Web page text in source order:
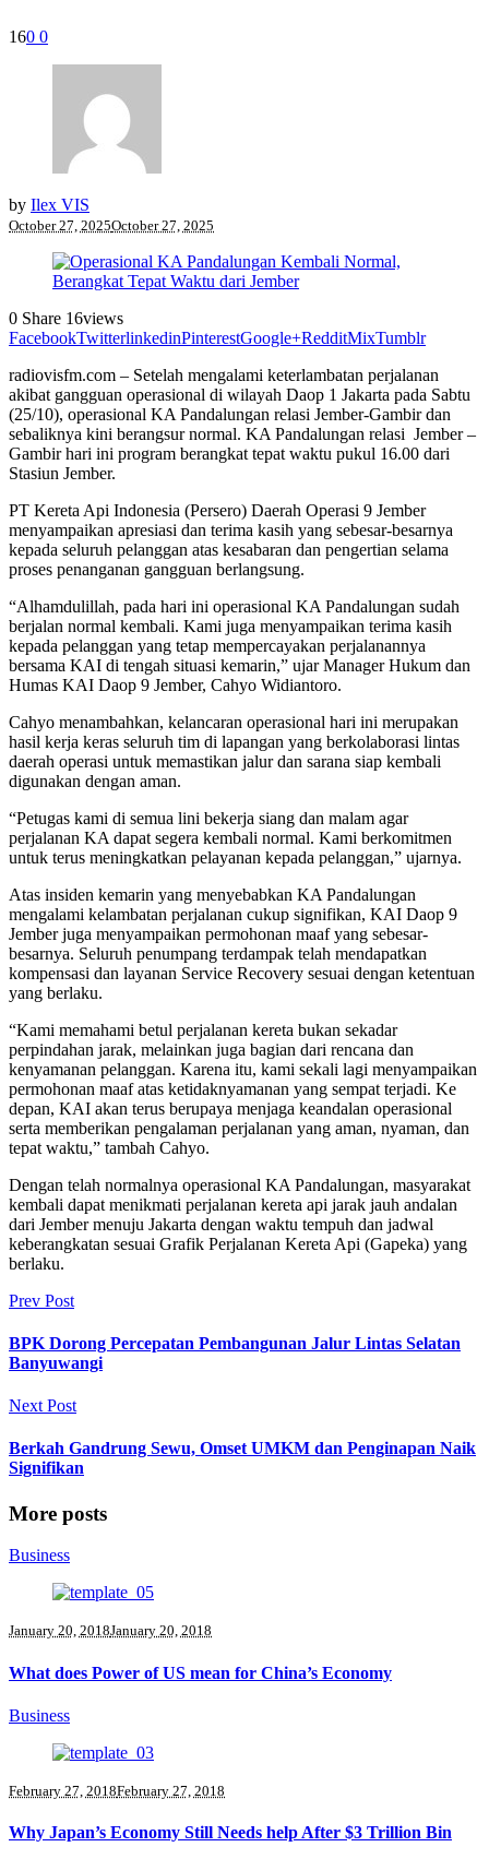
160 0
by Ilex VIS
October 27, 2025October 27, 2025
0 Share 16views
FacebookTwitterlinkedinPinterestGoogle+RedditMixTumblr
radiovisfm.com – Setelah mengalami keterlambatan perjalanan
akibat gangguan operasional di wilayah Daop 1 Jakarta pada Sabtu
(25/10), operasional KA Pandalungan relasi Jember-Gambir dan
sebaliknya kini berangsur normal. KA Pandalungan relasi Jember –
Gambir hari ini program berangkat tepat waktu pukul 16.00 dari
Stasiun Jember.
PT Kereta Api Indonesia (Persero) Daerah Operasi 9 Jember
menyampaikan apresiasi dan terima kasih yang sebesar-besarnya
kepada seluruh pelanggan atas kesabaran dan pengertian selama
proses penanganan gangguan berlangsung.
“Alhamdulillah, pada hari ini operasional KA Pandalungan sudah
berjalan normal kembali. Kami juga menyampaikan terima kasih
kepada pelanggan yang tetap mempercayakan perjalanannya
bersama KAI di tengah situasi kemarin,” ujar Manager Hukum dan
Humas KAI Daop 9 Jember, Cahyo Widiantoro.
Cahyo menambahkan, kelancaran operasional hari ini merupakan
hasil kerja keras seluruh tim di lapangan yang berkolaborasi lintas
daerah operasi untuk memastikan jalur dan sarana siap kembali
digunakan dengan aman.
“Petugas kami di semua lini bekerja siang dan malam agar
perjalanan KA dapat segera kembali normal. Kami berkomitmen
untuk terus meningkatkan pelayanan kepada pelanggan,” ujarnya.
Atas insiden kemarin yang menyebabkan KA Pandalungan
mengalami kelambatan perjalanan cukup signifikan, KAI Daop 9
Jember juga menyampaikan permohonan maaf yang sebesar-
besarnya. Seluruh penumpang terdampak telah mendapatkan
kompensasi dan layanan Service Recovery sesuai dengan ketentuan
yang berlaku.
“Kami memahami betul perjalanan kereta bukan sekadar
perpindahan jarak, melainkan juga bagian dari rencana dan
kenyamanan pelanggan. Karena itu, kami sekali lagi menyampaikan
permohonan maaf atas ketidaknyamanan yang sempat terjadi. Ke
depan, KAI akan terus berupaya menjaga keandalan operasional
serta memberikan pengalaman perjalanan yang aman, nyaman, dan
tepat waktu,” tambah Cahyo.
Dengan telah normalnya operasional KA Pandalungan, masyarakat
kembali dapat menikmati perjalanan kereta api jarak jauh andalan
dari Jember menuju Jakarta dengan waktu tempuh dan jadwal
keberangkatan sesuai Grafik Perjalanan Kereta Api (Gapeka) yang
berlaku.
Prev Post
BPK Dorong Percepatan Pembangunan Jalur Lintas Selatan
Banyuwangi
Next Post
Berkah Gandrung Sewu, Omset UMKM dan Penginapan Naik
Signifikan
More posts
Business
January 20, 2018January 20, 2018
What does Power of US mean for China’s Economy
Business
February 27, 2018February 27, 2018
Why Japan’s Economy Still Needs help After $3 Trillion Bin